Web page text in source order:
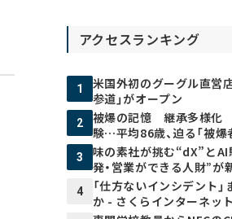
アクセスランキング
1
米国外初のグーグル直営
参道」がオープン
2
被爆の記憶 継承多様化
験…平均86歳、迫る「被爆
3
味の素社が挑む“dX”とAI
発・営業ができる人財”が
4
「仕方ないインシデント
か - さくらインターネッ